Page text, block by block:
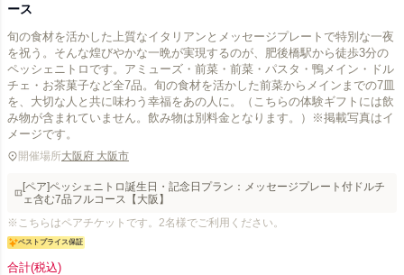
ース
旬の食材を活かした上質なイタリアンとメッセージプレートで特別な一夜
を祝う。そんな煌びやかな一晩が実現するのが、肥後橋駅から徒歩3分の
ペッシェニトロです。アミューズ・前菜・前菜・パスタ・鴨メイン・ドル
チェ・お茶菓子など全7品。旬の食材を活かした前菜からメインまでの7皿
を、大切な人と共に味わう幸福をあの人に。（こちらの体験ギフトには飲
み物が含まれていません。飲み物は別料金となります。）※掲載写真はイ
メージです。
開催場所大阪府 大阪市
[ペア]ペッシェニトロ誕生日・記念日プラン：メッセージプレート付ドルチ
ェ含む7品フルコース【大阪】
※こちらはペアチケットです。2名様でご利用ください。
ベストプライス保証
合計(税込)